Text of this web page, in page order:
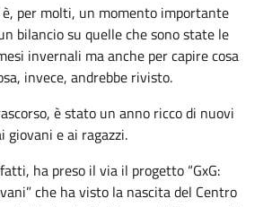
è, per molti, un momento importante
bilancio su quelle che sono state le
invernali ma anche per capire cosa
invece, andrebbe rivisto.
è stato un anno ricco di nuovi
giovani e ai ragazzi.
ha preso il via il progetto “GxG:
che ha visto la nascita del Centro